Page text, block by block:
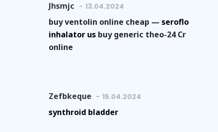
Jhsmjc 13.04.2024
buy ventolin online cheap — seroflo
inhalator us buy generic theo-24 Cr
online
Zefbkeque 15.04.2024
synthroid bladder